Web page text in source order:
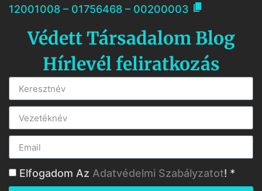
12001008 – 01756468 – 00200003 
Védett Társadalom Blog
Hírlevél feliratkozás
Elfogadom Az Adatvédelmi Szabályzatot! *